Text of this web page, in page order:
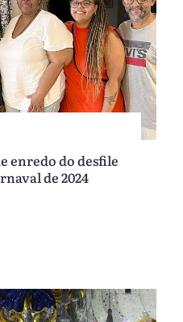
enredo do desfile
de 2024